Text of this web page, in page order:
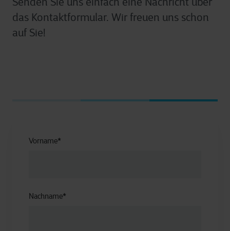
das Kontaktformular. Wir freuen uns schon
auf Sie!
Vorname*
Nachname*